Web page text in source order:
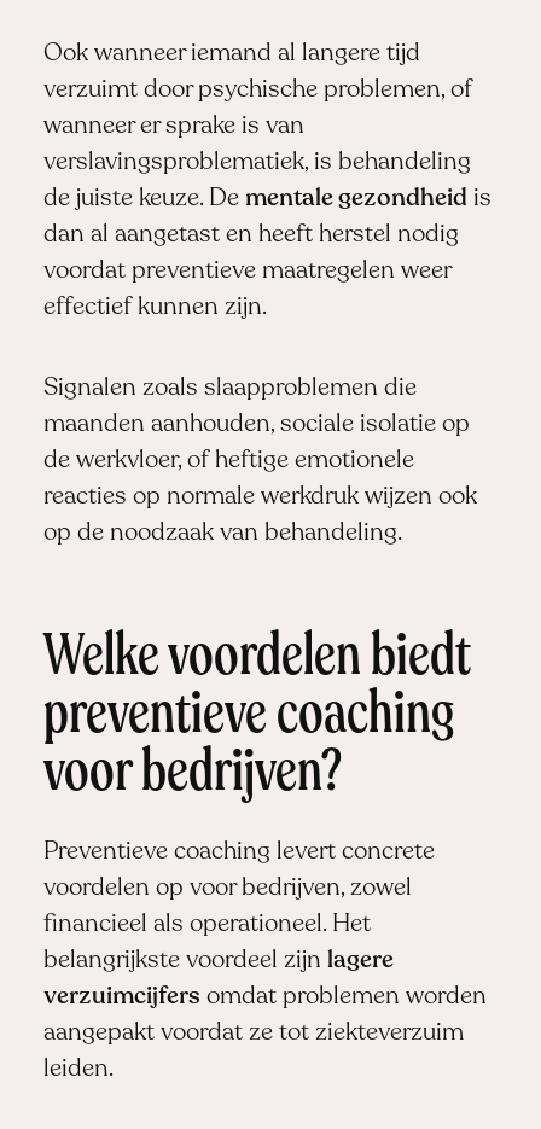
Ook wanneer iemand al langere tijd
verzuimt door psychische problemen, of
wanneer er sprake is van
verslavingsproblematiek, is behandeling
de juiste keuze. De mentale gezondheid is
dan al aangetast en heeft herstel nodig
voordat preventieve maatregelen weer
effectief kunnen zijn.
Signalen zoals slaapproblemen die
maanden aanhouden, sociale isolatie op
de werkvloer, of heftige emotionele
reacties op normale werkdruk wijzen ook
op de noodzaak van behandeling.
Welke voordelen biedt
preventieve coaching
voor bedrijven?
Preventieve coaching levert concrete
voordelen op voor bedrijven, zowel
financieel als operationeel. Het
belangrijkste voordeel zijn lagere
verzuimcijfers omdat problemen worden
aangepakt voordat ze tot ziekteverzuim
leiden.